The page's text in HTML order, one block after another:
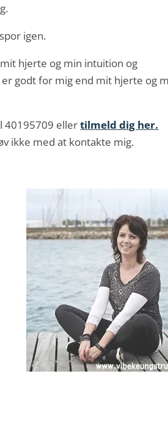
igen.
hjerte og min intuition og
godt for mig end mit hjerte og
40195709 ellertilmeld dig her.
ikke med at kontakte mig.